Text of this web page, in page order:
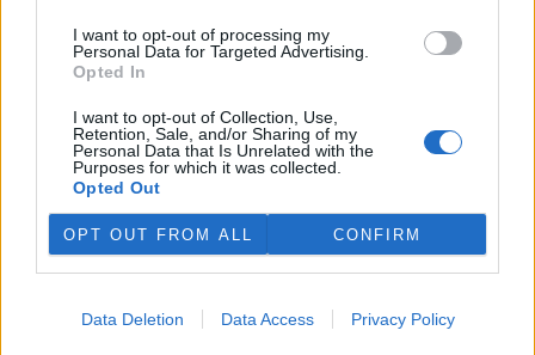
I want to opt-out of processing my
Personal Data for Targeted Advertising.
Opted In
I want to opt-out of Collection, Use,
Retention, Sale, and/or Sharing of my
Personal Data that Is Unrelated with the
Purposes for which it was collected.
Opted Out
OPT OUT FROM ALL CONFIRM
Data Deletion Data Access Privacy Policy
července 2026 zahájení
zjišťovacího řízení pro záměr
do Pardubic. Veřejnost může své vyjádření k vlivům této stavby na
životní prostředí poslat ministerstvu do 13. srpna 2026.
Kilian Kaminski: Evropa slibuje právo na opravu.
Budou ale opravy skutečně levnější?
1.8.2026
novou evropskou směrnici o